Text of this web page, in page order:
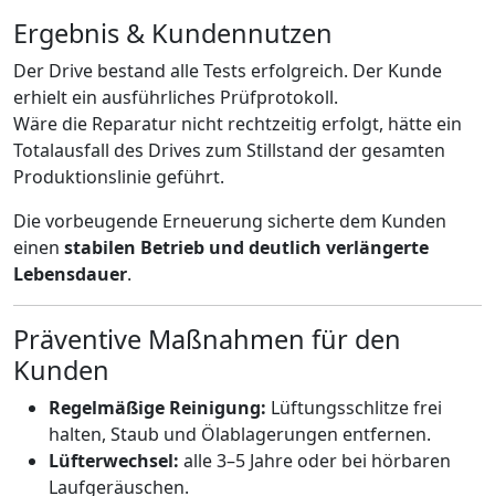
Ergebnis & Kundennutzen
Der Drive bestand alle Tests erfolgreich. Der Kunde
erhielt ein ausführliches Prüfprotokoll.
Wäre die Reparatur nicht rechtzeitig erfolgt, hätte ein
Totalausfall des Drives zum Stillstand der gesamten
Produktionslinie geführt.
Die vorbeugende Erneuerung sicherte dem Kunden
einen stabilen Betrieb und deutlich verlängerte
Lebensdauer.
Präventive Maßnahmen für den
Kunden
Regelmäßige Reinigung: Lüftungsschlitze frei
halten, Staub und Ölablagerungen entfernen.
Lüfterwechsel: alle 3–5 Jahre oder bei hörbaren
Laufgeräuschen.